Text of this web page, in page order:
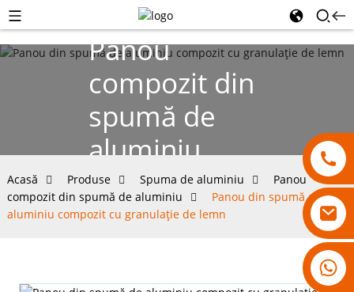
Panou
compozit din
spumă de
aluminiu
Acasă Produse Spuma de aluminiu
Panou
compozit din spumă de aluminiu
Panou din spumă de
aluminiu compozit cu granulație de lemn